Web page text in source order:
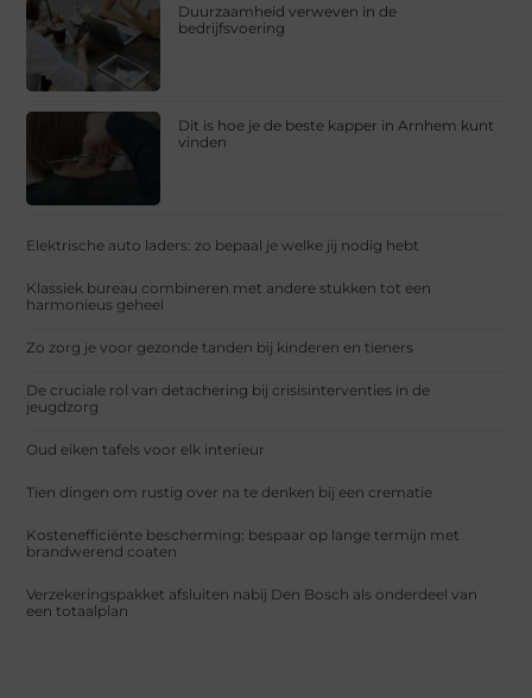
Duurzaamheid verweven in de
bedrijfsvoering
Dit is hoe je de beste kapper in Arnhem kunt
vinden
Elektrische auto laders: zo bepaal je welke jij nodig hebt
Klassiek bureau combineren met andere stukken tot een
harmonieus geheel
Zo zorg je voor gezonde tanden bij kinderen en tieners
De cruciale rol van detachering bij crisisinterventies in de
jeugdzorg
Oud eiken tafels voor elk interieur
Tien dingen om rustig over na te denken bij een crematie
Kostenefficiënte bescherming: bespaar op lange termijn met
brandwerend coaten
Verzekeringspakket afsluiten nabij Den Bosch als onderdeel van
een totaalplan